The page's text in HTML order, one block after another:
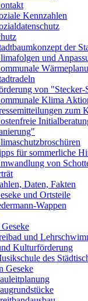
Kennzahlen
der
und
von "Stecker-
Klima
zum
für sommerliche
von
Daten, Fakten
und Ortsteile
Wappen
und
Kulturförderung
des
Geseke